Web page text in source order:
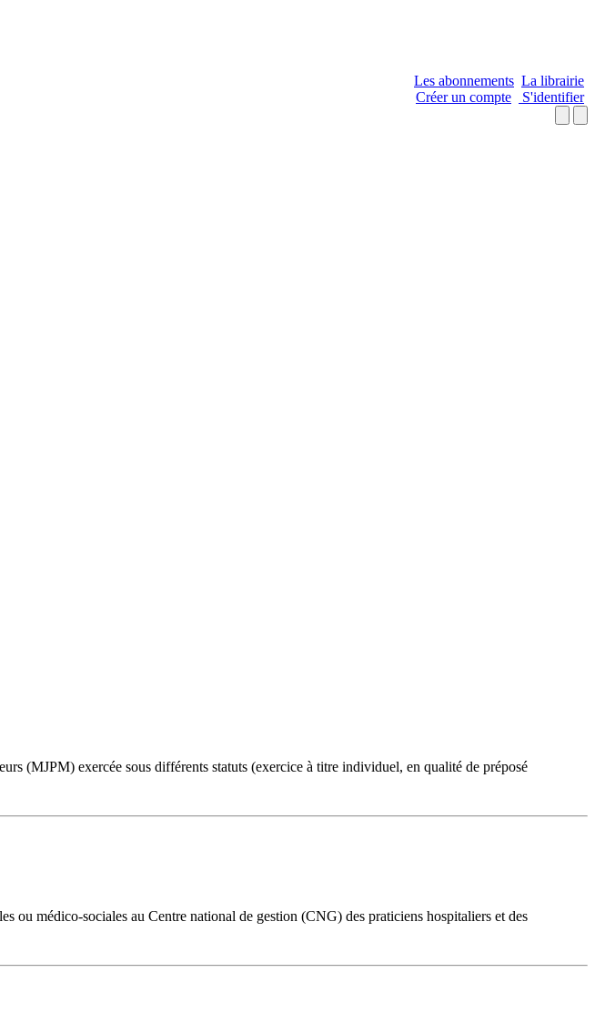
Les abonnements La librairie
Créer un compte
S'identifier
(MJPM) exercée sous différents statuts (exercice à titre individuel, en qualité de préposé
ou médico-sociales au Centre national de gestion (CNG) des praticiens hospitaliers et des